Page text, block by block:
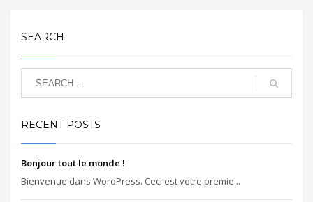
SEARCH
RECENT POSTS
Bonjour tout le monde !
Bienvenue dans WordPress. Ceci est votre premie...